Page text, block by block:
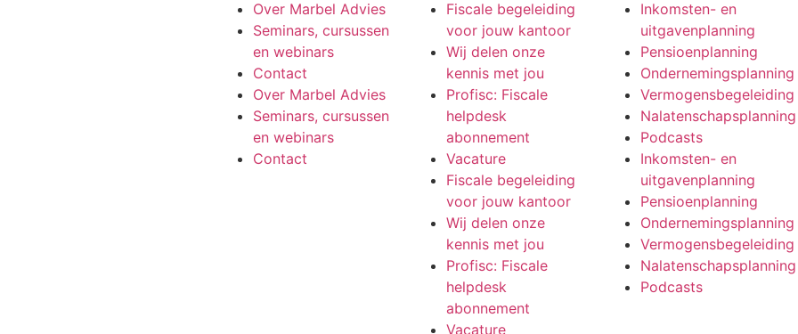
Over Marbel Advies
Seminars, cursussen
en webinars
Contact
Over Marbel Advies
Seminars, cursussen
en webinars
Contact
Fiscale begeleiding
voor jouw kantoor
Wij delen onze
kennis met jou
Profisc: Fiscale
helpdesk
abonnement
Vacature
Fiscale begeleiding
voor jouw kantoor
Wij delen onze
kennis met jou
Profisc: Fiscale
helpdesk
abonnement
Vacature
Inkomsten- en
uitgavenplanning
Pensioenplanning
Ondernemingsplanning
Vermogensbegeleiding
Nalatenschapsplanning
Podcasts
Inkomsten- en
uitgavenplanning
Pensioenplanning
Ondernemingsplanning
Vermogensbegeleiding
Nalatenschapsplanning
Podcasts